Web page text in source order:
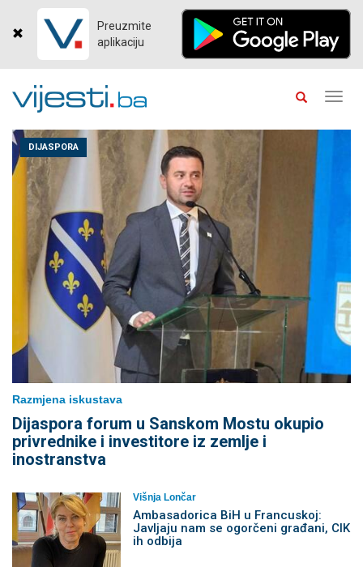
Preuzmite
aplikaciju
DIJASPORA
Razmjena iskustava
Dijaspora forum u Sanskom Mostu okupio
privrednike i investitore iz zemlje i
inostranstva
Višnja Lončar
Ambasadorica BiH u Francuskoj:
Javljaju nam se ogorčeni građani, CIK
ih odbija